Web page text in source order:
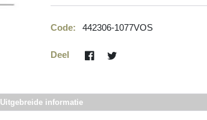
Code: 442306-1077VOS
Deel
Uitgebreide informatie